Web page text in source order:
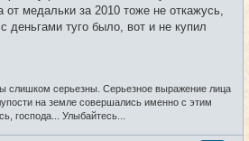
от медальки за 2010 тоже не откажусь,
деньгами туго было, вот и не купил
слишком серьезны. Серьезное выражение лица
на земле совершались именно с этим
господа... Улыбайтесь...